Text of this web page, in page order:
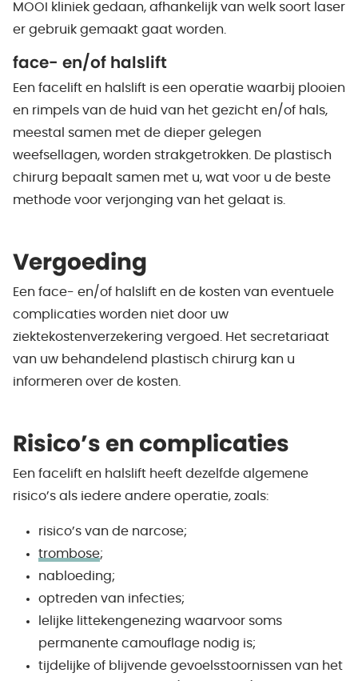
MOOI kliniek gedaan, afhankelijk van welk soort laser
er gebruik gemaakt gaat worden.
face- en/of halslift
Een facelift en halslift is een operatie waarbij plooien
en rimpels van de huid van het gezicht en/of hals,
meestal samen met de dieper gelegen
weefsellagen, worden strakgetrokken. De plastisch
chirurg bepaalt samen met u, wat voor u de beste
methode voor verjonging van het gelaat is.
Vergoeding
Een face- en/of halslift en de kosten van eventuele
complicaties worden niet door uw
ziektekostenverzekering vergoed. Het secretariaat
van uw behandelend plastisch chirurg kan u
informeren over de kosten.
Risico’s en complicaties
Een facelift en halslift heeft dezelfde algemene
risico’s als iedere andere operatie, zoals:
risico’s van de narcose;
trombose;
nabloeding;
optreden van infecties;
lelijke littekengenezing waarvoor soms
permanente camouflage nodig is;
tijdelijke of blijvende gevoelsstoornissen van het